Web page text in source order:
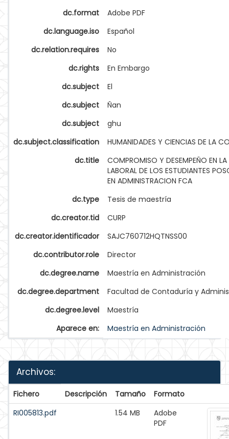
dc.format
Adobe PDF
dc.language.iso
Español
dc.relation.requires
No
dc.rights
En Embargo
dc.subject
El
dc.subject
Ñan
dc.subject
ghu
dc.subject.classification
HUMANIDADES Y CIENCIAS DE LA
dc.title
COMPROMISO Y DESEMPEÑO EN
LABORAL DE LOS ESTUDIANTES
EN ADMINISTRACION FCA
dc.type
Tesis de maestría
dc.creator.tid
CURP
dc.creator.identificador
SAJC760712HQTNSS00
dc.contributor.role
Director
dc.degree.name
Maestría en Administración
dc.degree.department
Facultad de Contaduría y
dc.degree.level
Maestría
Aparece en:
Maestría en Administración
Archivos:
Fichero Descripción Tamaño
Formato
RI005813.pdf
1.54 MB
Adobe
PDF